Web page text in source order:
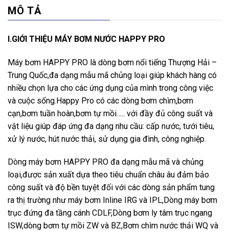
MÔ TẢ
I.GIỚI THIỆU MÁY BƠM NƯỚC HAPPY PRO
Máy bơm HAPPY PRO là dòng bơm nổi tiếng Thượng Hải –
Trung Quốc,đa dạng mẫu mã chủng loại giúp khách hàng có
nhiều chọn lựa cho các ứng dụng của mình trong công việc
và cuộc sống.Happy Pro có các dòng bơm chìm,bơm
cạn,bơm tuần hoàn,bơm tự mồi….. với đầy đủ công suất và
vật liệu giúp đáp ứng đa dạng nhu cầu: cấp nước, tưới tiêu,
xử lý nước, hút nước thải, sử dụng gia đình, công nghiệp.
Dòng máy bơm HAPPY PRO đa dạng mẫu mã và chủng
loại,được sản xuất dựa theo tiêu chuẩn châu âu đảm bảo
công suất và độ bền tuyệt đối với các dòng sản phẩm tung
ra thị trường như máy bơm Inline IRG và IPL,Dòng máy bơm
trục đứng đa tầng cánh CDLF,Dòng bơm ly tâm trục ngang
ISW,dòng bơm tự mồi ZW và BZ,Bơm chìm nước thải WQ và